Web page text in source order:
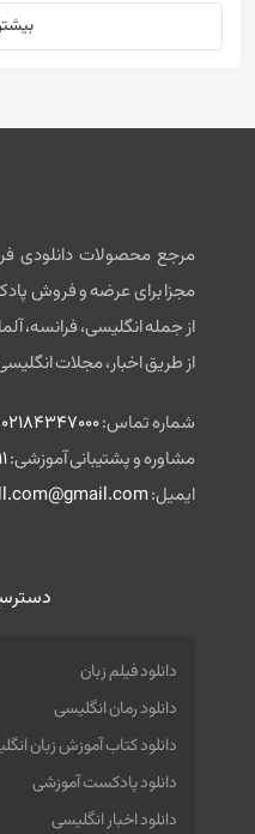
مرجع محصولات دانلودی
مجزا برای عرضه و فروش
از جمله انگلیسی، فرانسه،
از طریق اخبار، مجلات
شماره تماس:02184347000
مشاوره و پشتیبانی آموزشی:
ایمیل:
دانلود فیلم زبان
دانلود رمان انگلیسی
دانلود کتاب آموزش زبان
دانلود پادکست آموزشی
دانلود اخبار انگلیسی